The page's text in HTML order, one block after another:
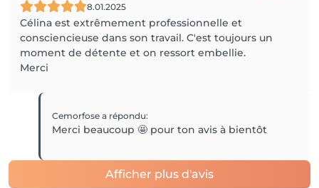
8.01.2025
Célina est extrêmement professionnelle et
consciencieuse dans son travail. C'est toujours un
moment de détente et on ressort embellie.
Merci
Cemorfosea répondu:
Merci beaucoup 🤩 pour ton avis à bientôt
Afficher plus d'avis